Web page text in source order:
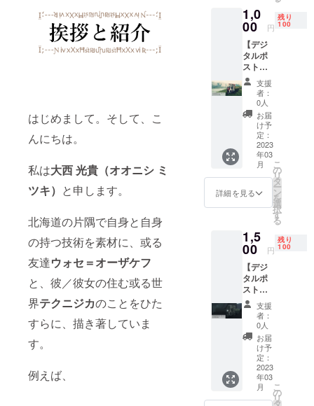
はじめまして。そして、こ
んにちは。
私は大西 光貴（オオニシ ミ
ツキ） と申します。
北海道の片隅で自身と自身
の持つ技術を素材に、或る
友達ウォセ＝オーザケフ
と、彼／彼女の住む或る世
界テクニジカのことをひた
すらに、描き著していま
す。
例えば、
り、テ
クニジ
カ及
び、
チャン
ネル
「Singi
Trailer,
Travelin
g Trike -
Technig
ica -」
の今後
の発展
への期
待を込
援者様
に推奨
以下の
リター
ンをお
送りい
たしま
す。 1.
お礼の
メッ
セージ
カード
（デジ
タル）
1,0
00 円
残り
100
【デジ
タルポ
スト
カード
コー
ス：ノ
ンフィ
クショ
ナル】
以下の
リター
ンをお
送りい
たしま
す。 1.
フィク
ショナ
ル”ポス
トカー
ド 計5
枚 2. お
礼の
メッ
セージ
カード
（デジ
タル）
【詳
細】 1.
デジタ
ル”ノン
支援
者：
0人
お届
け予
定：
2023
年03
月
詳細を見る
こ
の
リ
タ
ー
ン
を
選
択
す
る
1,5
00 円
残り
100
【デジ
タルポ
スト
カード
コー
ス：
フィク
ショナ
ル】 以
下のリ
ターン
をお送
りいた
支援
者：
0人
お届
け予
定：
2023
年03
月
こ
の
リ